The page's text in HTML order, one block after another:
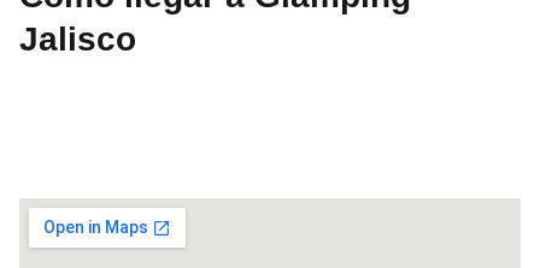
Jalisco